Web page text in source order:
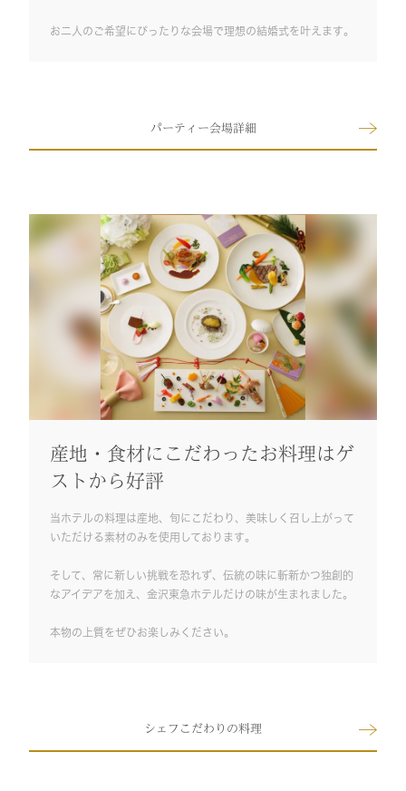
お二人のご希望にぴったりな会場で理想の結婚式を叶えます。
パーティー会場詳細
産地・食材にこだわったお料理はゲ
ストから好評
当ホテルの料理は産地、旬にこだわり、美味しく召し上がって
いただける素材のみを使用しております。
そして、常に新しい挑戦を恐れず、伝統の味に斬新かつ独創的
なアイデアを加え、金沢東急ホテルだけの味が生まれました。
本物の上質をぜひお楽しみください。
シェフこだわりの料理